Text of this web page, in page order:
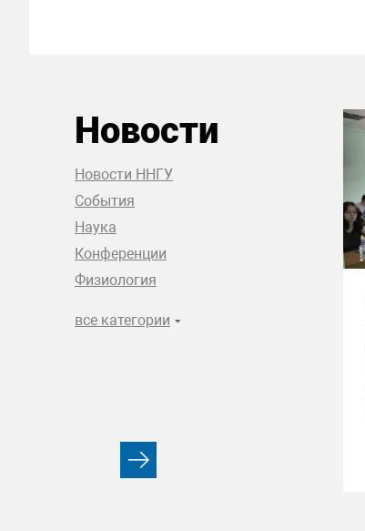
Новости
Новости ННГУ
События
Наука
Конференции
Физиология
все категории